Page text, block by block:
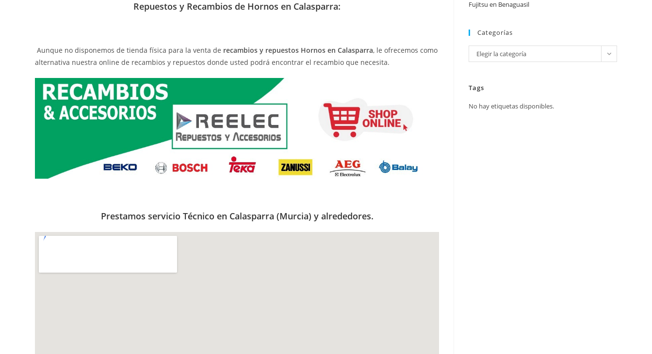
Repuestos y Recambios de Hornos en Calasparra:
Aunque no disponemos de tienda física para la venta de recambios y repuestos Hornos en Calasparra, le ofrecemos como
alternativa nuestra online de recambios y repuestos donde usted podrá encontrar el recambio que necesita.
Prestamos servicio Técnico en Calasparra (Murcia) y alrededores.
Fujitsu en Benaguasil
Categorías
Categorías
Elegir la categoría
Tags
No hay etiquetas disponibles.